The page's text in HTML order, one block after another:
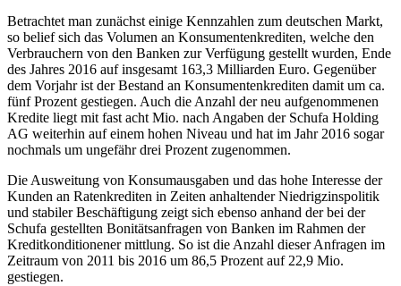
Betrachtet man zunächst einige Kennzahlen zum deutschen Markt,
so belief sich das Volumen an Konsumentenkrediten, welche den
Verbrauchern von den Banken zur Verfügung gestellt wurden, Ende
des Jahres 2016 auf insgesamt 163,3 Milliarden Euro. Gegenüber
dem Vorjahr ist der Bestand an Konsumentenkrediten damit um ca.
fünf Prozent gestiegen. Auch die Anzahl der neu aufgenommenen
Kredite liegt mit fast acht Mio. nach Angaben der Schufa Holding
AG weiterhin auf einem hohen Niveau und hat im Jahr 2016 sogar
nochmals um ungefähr drei Prozent zugenommen.
Die Ausweitung von Konsumausgaben und das hohe Interesse der
Kunden an Ratenkrediten in Zeiten anhaltender Niedrigzinspolitik
und stabiler Beschäftigung zeigt sich ebenso anhand der bei der
Schufa gestellten Bonitätsanfragen von Banken im Rahmen der
Kreditkonditionener mittlung. So ist die Anzahl dieser Anfragen im
Zeitraum von 2011 bis 2016 um 86,5 Prozent auf 22,9 Mio.
gestiegen.